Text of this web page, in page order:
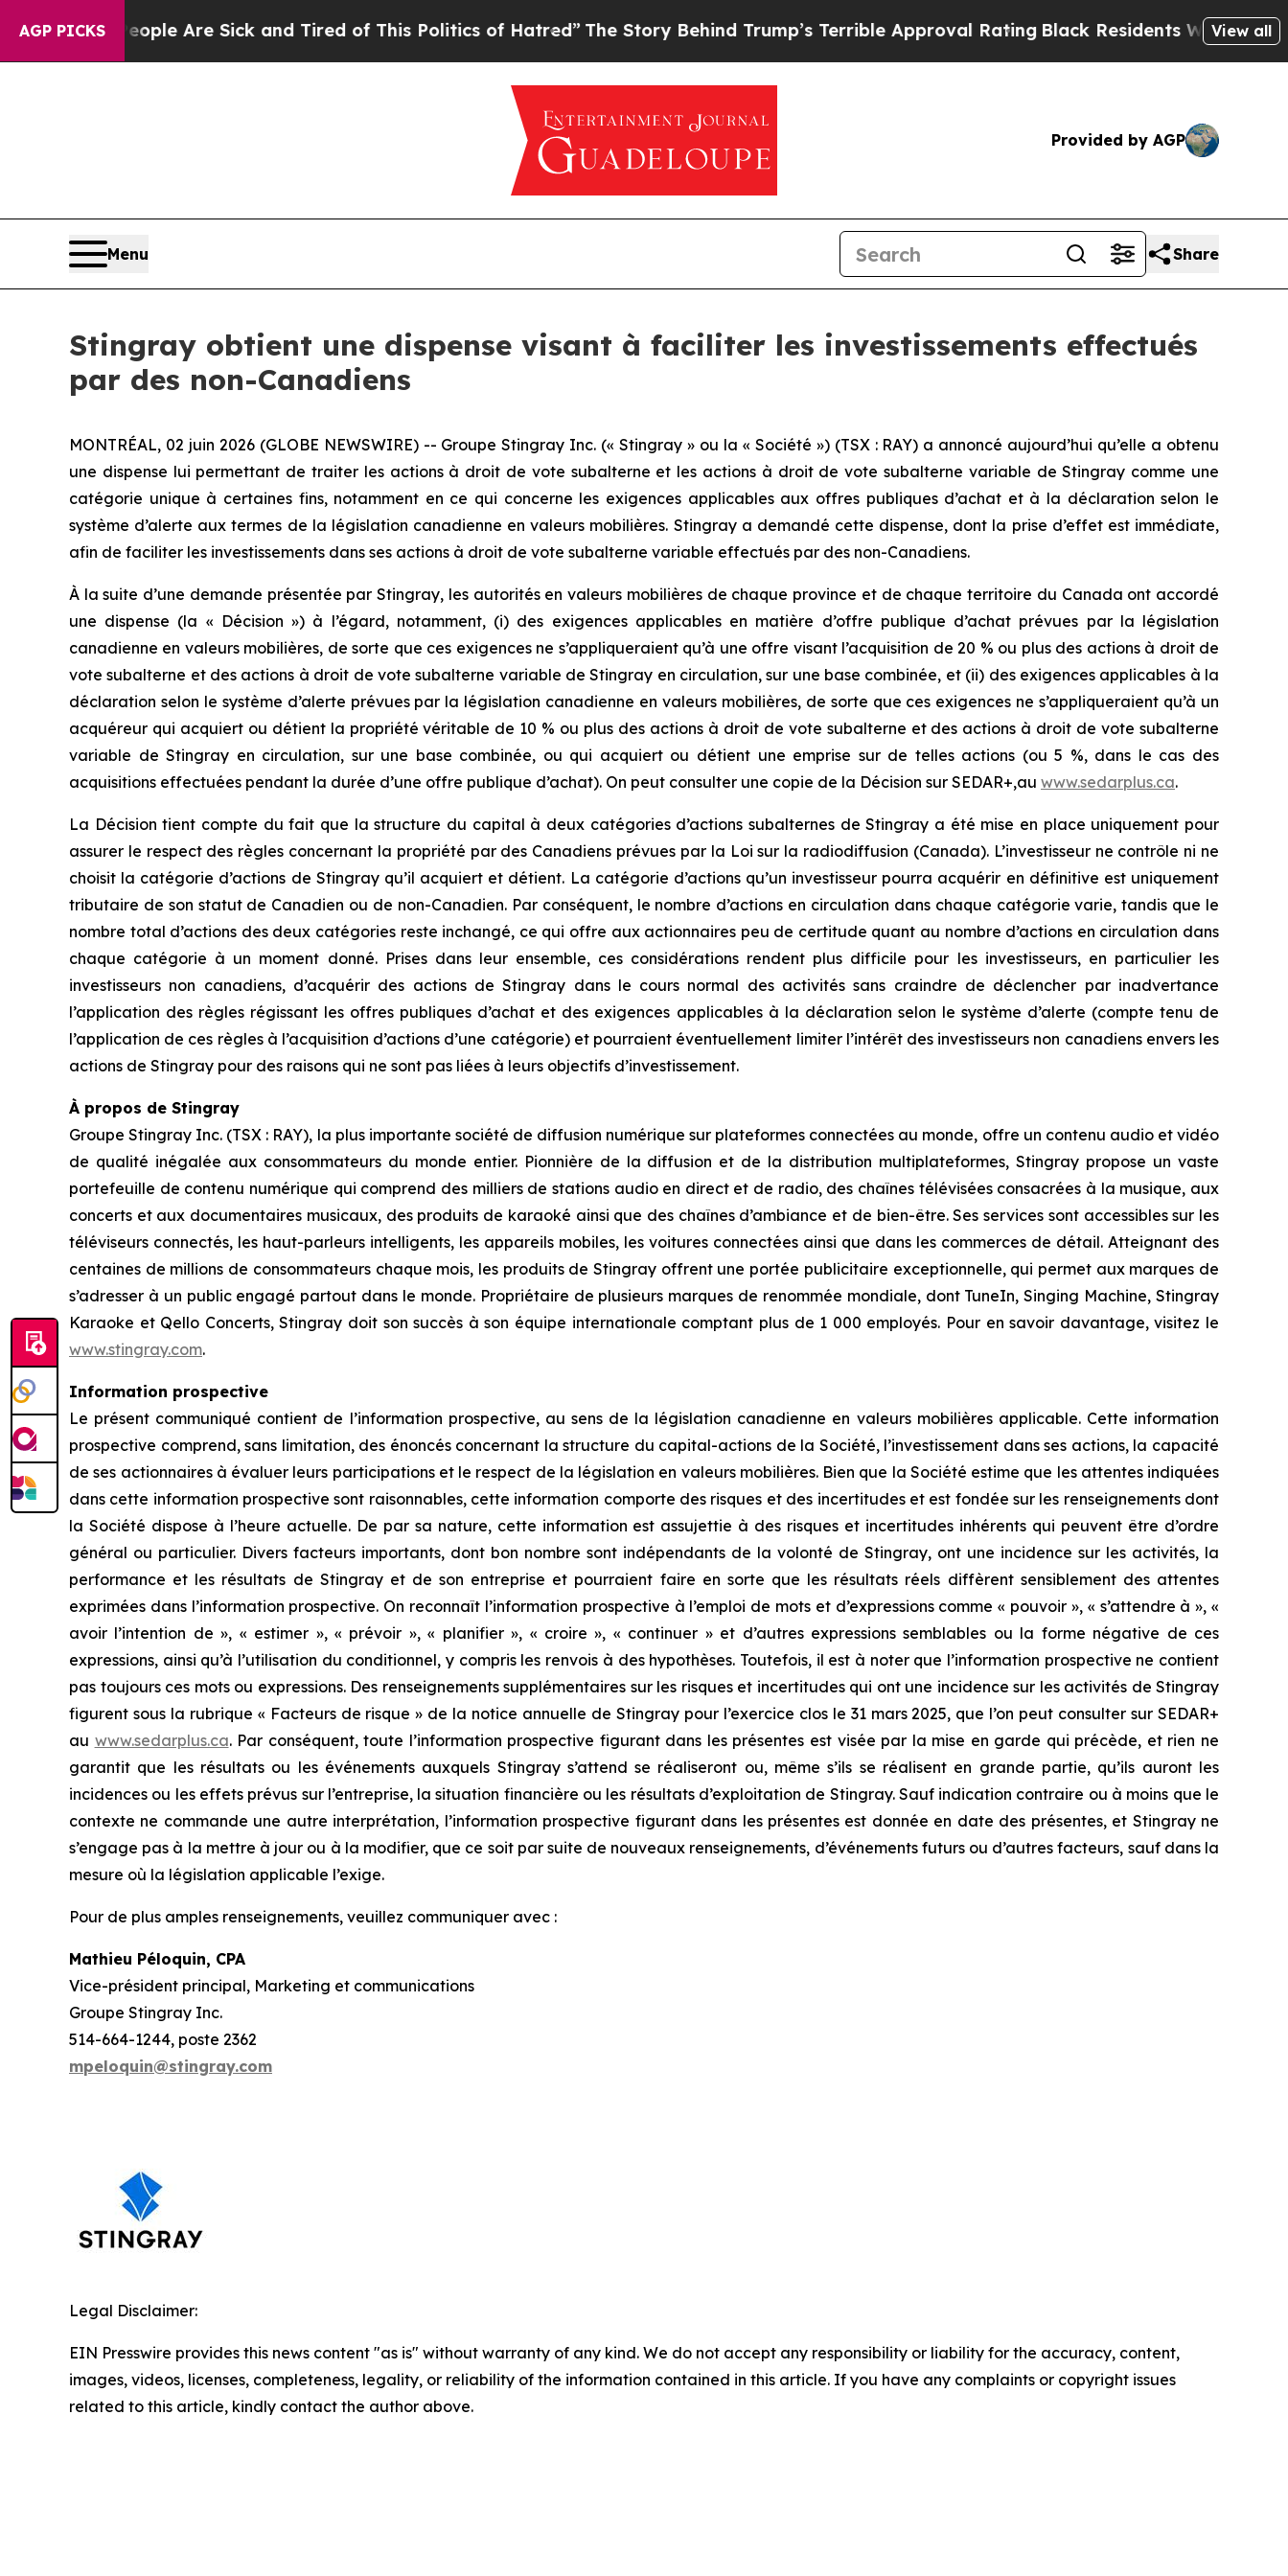
AGP PICKS
“People Are Sick and Tired of This Politics of Hatred” The Story Behind Trump’s Terrible Approval Rating Black Residents Warned of Abusive
View all
Provided by AGP
Menu Share
Stingray obtient une dispense visant à faciliter les investissements effectués
par des non-Canadiens
MONTRÉAL, 02 juin 2026 (GLOBE NEWSWIRE) -- Groupe Stingray Inc. (« Stingray » ou la « Société ») (TSX : RAY) a annoncé aujourd’hui qu’elle a obtenu
une dispense lui permettant de traiter les actions à droit de vote subalterne et les actions à droit de vote subalterne variable de Stingray comme une
catégorie unique à certaines fins, notamment en ce qui concerne les exigences applicables aux offres publiques d’achat et à la déclaration selon le
système d’alerte aux termes de la législation canadienne en valeurs mobilières. Stingray a demandé cette dispense, dont la prise d’effet est immédiate,
afin de faciliter les investissements dans ses actions à droit de vote subalterne variable effectués par des non-Canadiens.
À la suite d’une demande présentée par Stingray, les autorités en valeurs mobilières de chaque province et de chaque territoire du Canada ont accordé
une dispense (la « Décision ») à l’égard, notamment, (i) des exigences applicables en matière d’offre publique d’achat prévues par la législation
canadienne en valeurs mobilières, de sorte que ces exigences ne s’appliqueraient qu’à une offre visant l’acquisition de 20 % ou plus des actions à droit de
vote subalterne et des actions à droit de vote subalterne variable de Stingray en circulation, sur une base combinée, et (ii) des exigences applicables à la
déclaration selon le système d’alerte prévues par la législation canadienne en valeurs mobilières, de sorte que ces exigences ne s’appliqueraient qu’à un
acquéreur qui acquiert ou détient la propriété véritable de 10 % ou plus des actions à droit de vote subalterne et des actions à droit de vote subalterne
variable de Stingray en circulation, sur une base combinée, ou qui acquiert ou détient une emprise sur de telles actions (ou 5 %, dans le cas des
acquisitions effectuées pendant la durée d’une offre publique d’achat). On peut consulter une copie de la Décision sur SEDAR+,au www.sedarplus.ca.
La Décision tient compte du fait que la structure du capital à deux catégories d’actions subalternes de Stingray a été mise en place uniquement pour
assurer le respect des règles concernant la propriété par des Canadiens prévues par la Loi sur la radiodiffusion (Canada). L’investisseur ne contrôle ni ne
choisit la catégorie d’actions de Stingray qu’il acquiert et détient. La catégorie d’actions qu’un investisseur pourra acquérir en définitive est uniquement
tributaire de son statut de Canadien ou de non-Canadien. Par conséquent, le nombre d’actions en circulation dans chaque catégorie varie, tandis que le
nombre total d’actions des deux catégories reste inchangé, ce qui offre aux actionnaires peu de certitude quant au nombre d’actions en circulation dans
chaque catégorie à un moment donné. Prises dans leur ensemble, ces considérations rendent plus difficile pour les investisseurs, en particulier les
investisseurs non canadiens, d’acquérir des actions de Stingray dans le cours normal des activités sans craindre de déclencher par inadvertance
l’application des règles régissant les offres publiques d’achat et des exigences applicables à la déclaration selon le système d’alerte (compte tenu de
l’application de ces règles à l’acquisition d’actions d’une catégorie) et pourraient éventuellement limiter l’intérêt des investisseurs non canadiens envers les
actions de Stingray pour des raisons qui ne sont pas liées à leurs objectifs d’investissement.
À propos de Stingray
Groupe Stingray Inc. (TSX : RAY), la plus importante société de diffusion numérique sur plateformes connectées au monde, offre un contenu audio et vidéo
de qualité inégalée aux consommateurs du monde entier. Pionnière de la diffusion et de la distribution multiplateformes, Stingray propose un vaste
portefeuille de contenu numérique qui comprend des milliers de stations audio en direct et de radio, des chaînes télévisées consacrées à la musique, aux
concerts et aux documentaires musicaux, des produits de karaoké ainsi que des chaînes d’ambiance et de bien-être. Ses services sont accessibles sur les
téléviseurs connectés, les haut-parleurs intelligents, les appareils mobiles, les voitures connectées ainsi que dans les commerces de détail. Atteignant des
centaines de millions de consommateurs chaque mois, les produits de Stingray offrent une portée publicitaire exceptionnelle, qui permet aux marques de
s’adresser à un public engagé partout dans le monde. Propriétaire de plusieurs marques de renommée mondiale, dont TuneIn, Singing Machine, Stingray
Karaoke et Qello Concerts, Stingray doit son succès à son équipe internationale comptant plus de 1 000 employés. Pour en savoir davantage, visitez le
www.stingray.com.
Information prospective
Le présent communiqué contient de l’information prospective, au sens de la législation canadienne en valeurs mobilières applicable. Cette information
prospective comprend, sans limitation, des énoncés concernant la structure du capital-actions de la Société, l’investissement dans ses actions, la capacité
de ses actionnaires à évaluer leurs participations et le respect de la législation en valeurs mobilières. Bien que la Société estime que les attentes indiquées
dans cette information prospective sont raisonnables, cette information comporte des risques et des incertitudes et est fondée sur les renseignements dont
la Société dispose à l’heure actuelle. De par sa nature, cette information est assujettie à des risques et incertitudes inhérents qui peuvent être d’ordre
général ou particulier. Divers facteurs importants, dont bon nombre sont indépendants de la volonté de Stingray, ont une incidence sur les activités, la
performance et les résultats de Stingray et de son entreprise et pourraient faire en sorte que les résultats réels diffèrent sensiblement des attentes
exprimées dans l’information prospective. On reconnaît l’information prospective à l’emploi de mots et d’expressions comme « pouvoir », « s’attendre à », «
avoir l’intention de », « estimer », « prévoir », « planifier », « croire », « continuer » et d’autres expressions semblables ou la forme négative de ces
expressions, ainsi qu’à l’utilisation du conditionnel, y compris les renvois à des hypothèses. Toutefois, il est à noter que l’information prospective ne contient
pas toujours ces mots ou expressions. Des renseignements supplémentaires sur les risques et incertitudes qui ont une incidence sur les activités de Stingray
figurent sous la rubrique « Facteurs de risque » de la notice annuelle de Stingray pour l’exercice clos le 31 mars 2025, que l’on peut consulter sur SEDAR+
au www.sedarplus.ca. Par conséquent, toute l’information prospective figurant dans les présentes est visée par la mise en garde qui précède, et rien ne
garantit que les résultats ou les événements auxquels Stingray s’attend se réaliseront ou, même s’ils se réalisent en grande partie, qu’ils auront les
incidences ou les effets prévus sur l’entreprise, la situation financière ou les résultats d’exploitation de Stingray. Sauf indication contraire ou à moins que le
contexte ne commande une autre interprétation, l’information prospective figurant dans les présentes est donnée en date des présentes, et Stingray ne
s’engage pas à la mettre à jour ou à la modifier, que ce soit par suite de nouveaux renseignements, d’événements futurs ou d’autres facteurs, sauf dans la
mesure où la législation applicable l’exige.
Pour de plus amples renseignements, veuillez communiquer avec :
Mathieu Péloquin, CPA
Vice-président principal, Marketing et communications
Groupe Stingray Inc.
514-664-1244, poste 2362
mpeloquin@stingray.com
Legal Disclaimer:
EIN Presswire provides this news content "as is" without warranty of any kind. We do not accept any responsibility or liability for the accuracy, content,
images, videos, licenses, completeness, legality, or reliability of the information contained in this article. If you have any complaints or copyright issues
related to this article, kindly contact the author above.